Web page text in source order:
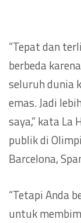
“Tepat dan
berbeda
seluruh dunia
emas. Jadi
saya,” kata La
publik di
Barcelona,
“Tetapi Anda
untuk